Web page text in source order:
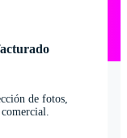
de fotos,